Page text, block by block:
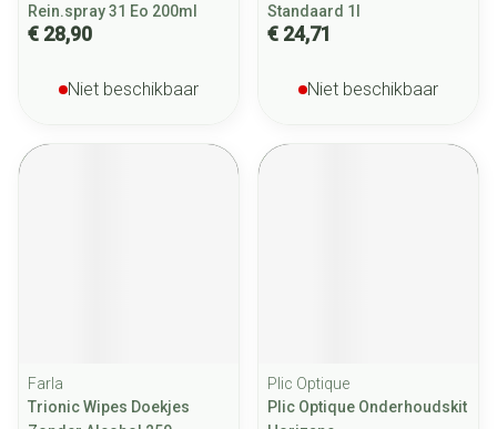
Rein.spray 31 Eo 200ml
€ 28,90
Niet beschikbaar
Standaard 1l
€ 24,71
Niet beschikbaar
Farla
Trionic Wipes Doekjes
Plic Optique
Plic Optique Onderhoudskit